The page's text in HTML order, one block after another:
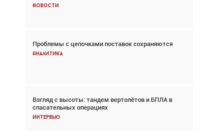
Новости
Проблемы с цепочками поставок сохраняются
Аналитика
Взгляд с высоты: тандем вертолётов и БПЛА в
спасательных операциях
Интервью
Новости
Впервые с 2024 года глобальный трафик
снижается три недели подряд
Частный самолёт – это актив. Подходите к
покупке соответствующим образом
Интервью